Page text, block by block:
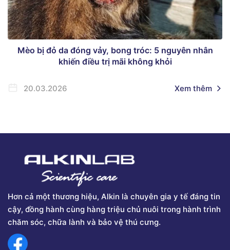
Mèo bị đỏ da đóng vảy, bong tróc: 5 nguyên nhân
khiến điều trị mãi không khỏi
20.03.2026 Xem thêm
Hơn cả một thương hiệu, Alkin là chuyên gia y tế đáng tin
cậy, đồng hành cùng hàng triệu chủ nuôi trong hành trình
chăm sóc, chữa lành và bảo vệ thú cưng.